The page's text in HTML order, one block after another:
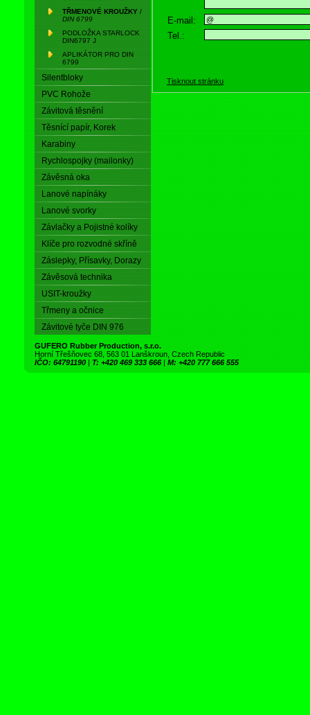
TŘMENOVÉ KROUŽKY /
DIN 6799
PODLOŽKA STARLOCK
DIN6797 J
APLIKÁTOR PRO DIN
6799
Silentbloky
PVC Rohože
Závitová těsnění
Těsnící papír, Korek
Karabiny
Rychlospojky (mailonky)
Závěsná oka
Lanové napínáky
Lanové svorky
Závlačky a Pojistné kolíky
Klíče pro rozvodné skříně
Záslepky, Přísavky, Dorazy
Závěsová technika
USIT-kroužky
Třmeny a očnice
Závitové tyče DIN 976
E-mail:
Tel.:
Tisknout stránku
GUFERO Rubber Production, s.r.o.
Horní Třešňovec 68, 563 01 Lanškroun, Czech Republic
IČO: 64791190 | T: +420 469 333 666 | M: +420 777 666 555